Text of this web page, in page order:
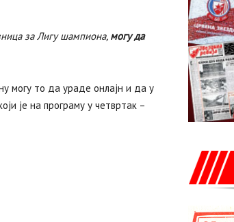
за Лигу шампиона, могу да
могу то да ураде онлајн и да у
је на програму у четвртак –